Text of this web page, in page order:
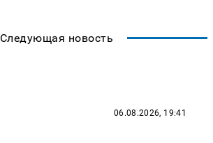
Следующая новость
06.08.2026, 19:41